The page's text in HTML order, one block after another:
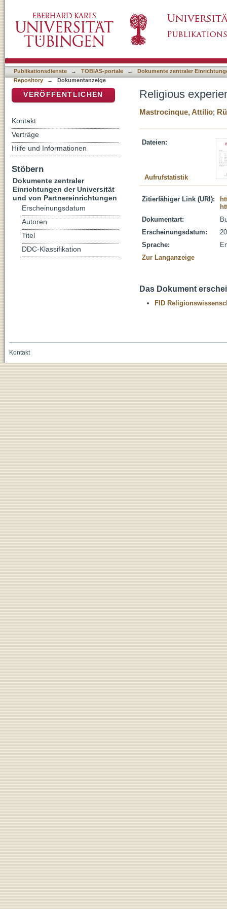
Publikationsdienste → TOBIAS-portale →
Dokumente zentraler
Repository
→ Dokumentanzeige
Religious
Mastrocinque, Attilio;
Dateien:
Aufrufstatistik
Zitierfähiger Link (URI):
Dokumentart:
Erscheinungsdatum:
Sprache:
Zur Langanzeige
Das Dokument
FID
VERÖFFENTLICHEN
Kontakt
Verträge
Hilfe und Informationen
Stöbern
Dokumente zentraler
Einrichtungen der Universität
und von Partnereinrichtungen
Erscheinungsdatum
Autoren
Titel
DDC-Klassifikation
Kontakt